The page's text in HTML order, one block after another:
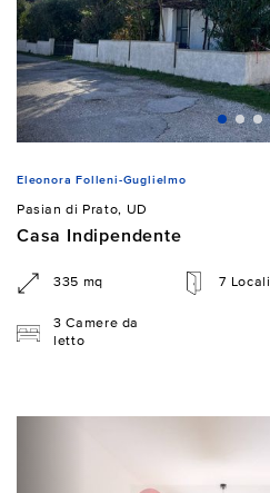
Eleonora Folleni-Guglielmo
Pasian di Prato, UD
Casa Indipendente
335 mq 7 Locali
3 Camere da
letto